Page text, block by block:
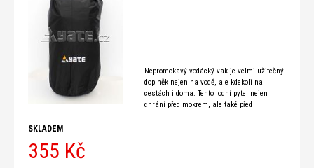
Nepromokavý vodácký vak je velmi užitečný
doplněk nejen na vodě, ale kdekoli na
cestách i doma. Tento lodní pytel nejen
chrání před mokrem, ale také před
SKLADEM
355 Kč